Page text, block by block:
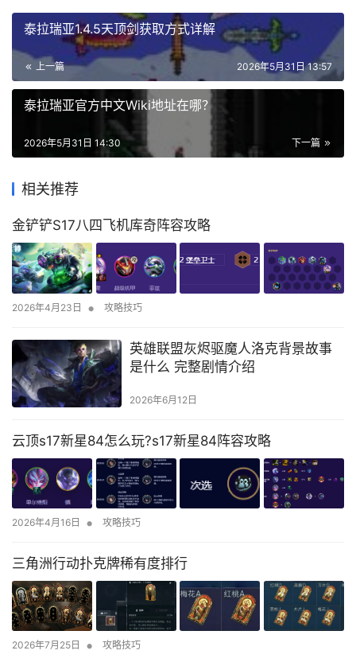
泰拉瑞亚1.4.5天顶剑获取方式详解
上一篇 2026年5月31日 13:57
泰拉瑞亚官方中文Wiki地址在哪？
下一篇
2026年5月31日 14:30
相关推荐
金铲铲S17八四飞机库奇阵容攻略
2026年4月23日 • 攻略技巧
英雄联盟灰烬驱魔人洛克背景故事
是什么 完整剧情介绍
2026年6月12日
云顶s17新星84怎么玩?s17新星84阵容攻略
2026年4月16日 • 攻略技巧
三角洲行动扑克牌稀有度排行
2026年7月25日 • 攻略技巧